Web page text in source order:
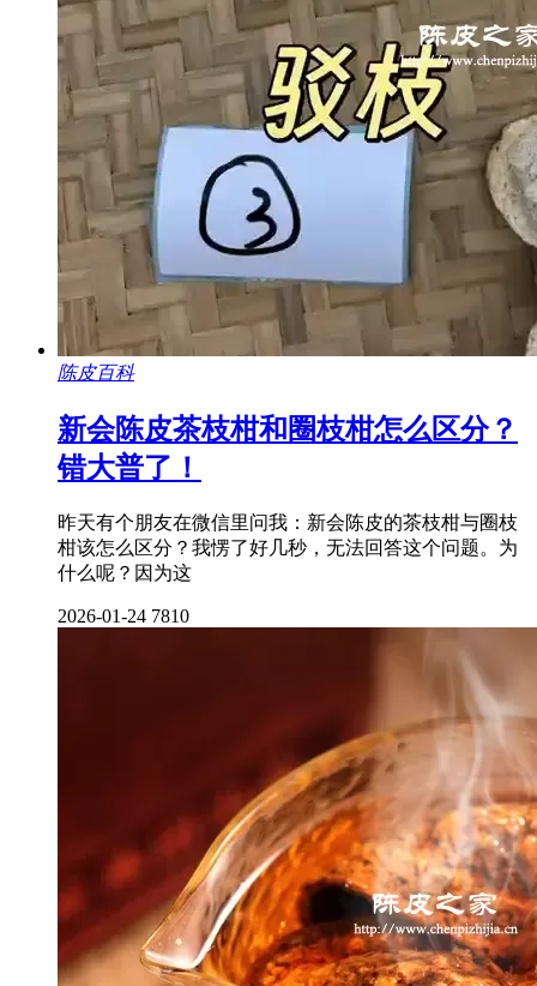
陈皮百科
新会陈皮茶枝柑和圈枝柑怎么区分？
错大普了！
昨天有个朋友在微信里问我：新会陈皮的茶枝柑与圈枝
柑该怎么区分？我愣了好几秒，无法回答这个问题。为
什么呢？因为这
2026-01-24 7810